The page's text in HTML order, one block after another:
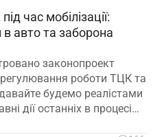
час мобілізації:
в авто та заборона
законопроект
роботи ТЦК та
будемо реалістами
дії останніх в процесі